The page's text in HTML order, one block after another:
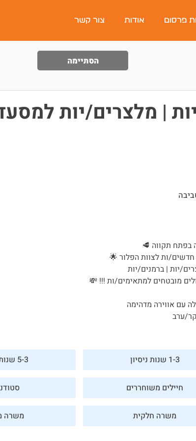
פרסום אודות צור קשר
הסתיימה
| מלצרים/יות
תקווה 🥩
ות לצוות הפלור 🌟
יות | ברמנים/יות
מובטחים למתאימים/ות !!! 💸
עם אווירה מדהימה
ערב
1-3 שנות ניסיון 5-3 שנות ניסיון
חיילים משוחררים
משרה חלקית משרה
הצ'אטבוט החכמה
של ג'וב רסט.